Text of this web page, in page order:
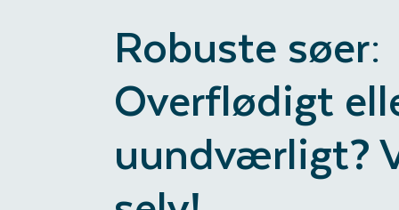
Robuste søer:
Overflødigt
uundværligt?